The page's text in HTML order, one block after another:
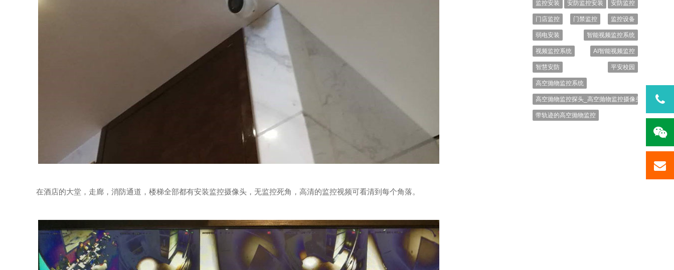
在酒店的大堂，走廊，消防通道，楼梯全部都有安装监控摄像头，无监控死角，高清的监控视频可看清到每个角落。
监控安装 安防监控安装 安防监控
门店监控 门禁监控 监控设备
弱电安装 智能视频监控系统
视频监控系统 AI智能视频监控
智慧安防 平安校园
高空抛物监控系统
高空抛物监控探头_高空抛物监控摄像头_高空抛物
带轨迹的高空抛物监控